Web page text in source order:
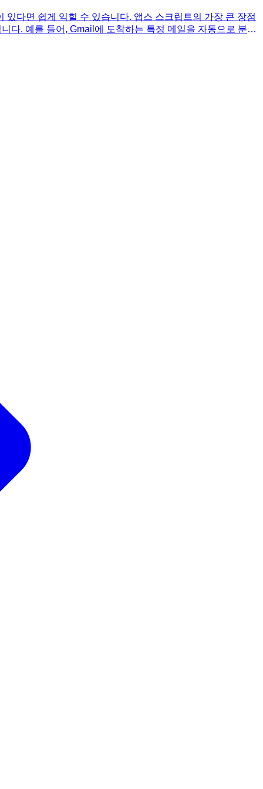
다면 쉽게 익힐 수 있습니다. 앱스 스크립트의 가장 큰 장점
다. 예를 들어, Gmail에 도착하는 특정 메일을 자동으로 분류
을 돕거나, 복잡한 로직을 구현하는 데 도움을 받을 수 있습